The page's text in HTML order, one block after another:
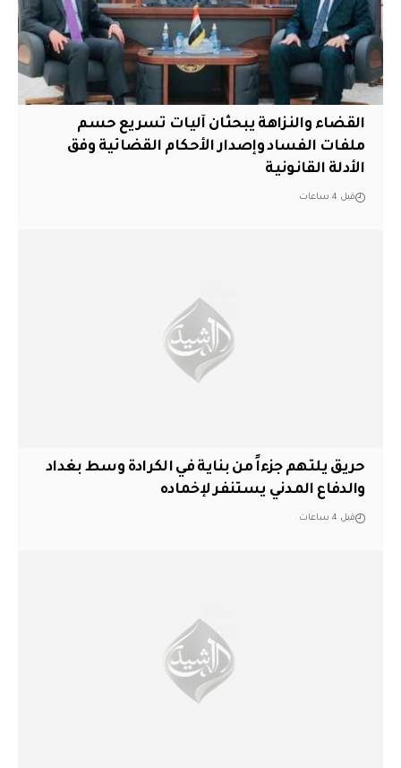
القضاء والنزاهة يبحثان آليات تسريع حسم
ملفات الفساد وإصدار الأحكام القضائية وفق
الأدلة القانونية
قبل 4 ساعات
حريق يلتهم جزءاً من بناية في الكرادة وسط بغداد
والدفاع المدني يستنفر لإخماده
قبل 4 ساعات